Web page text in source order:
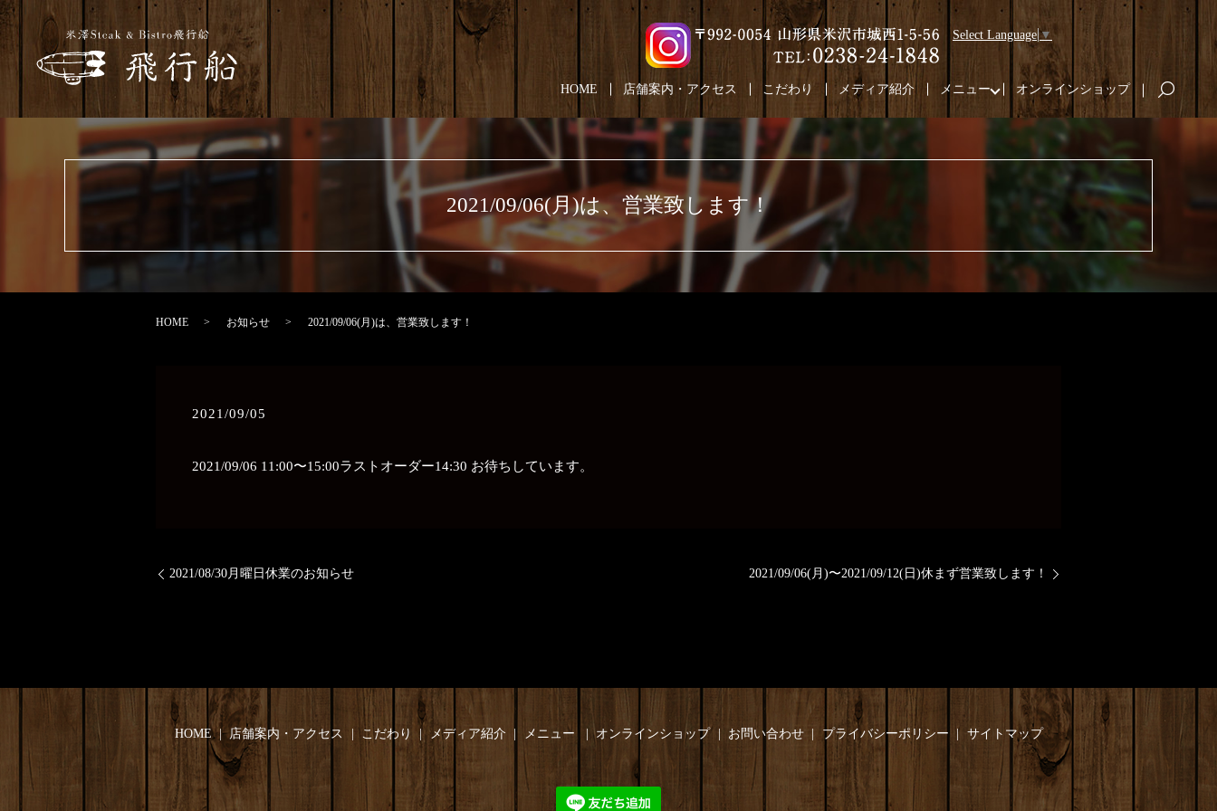
Select Language ▼
HOME 店舗案内・アクセス こだわり メディア紹介 メニュー オンラインショップ search
2021/09/06(月)は、営業致します！
HOME お知らせ 2021/09/06(月)は、営業致します！
2021/09/05
2021/09/06 11:00〜15:00ラストオーダー14:30 お待ちしています。
2021/08/30月曜日休業のお知らせ 2021/09/06(月)〜2021/09/12(日)休まず営業致します！
HOME 店舗案内・アクセス こだわり メディア紹介 メニュー オンラインショップ お問い合わせ プライバシーポリシー サイトマップ